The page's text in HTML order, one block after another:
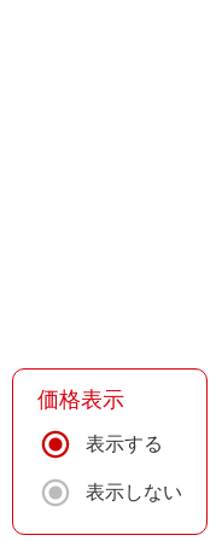
価格表示
表示する
表示しない